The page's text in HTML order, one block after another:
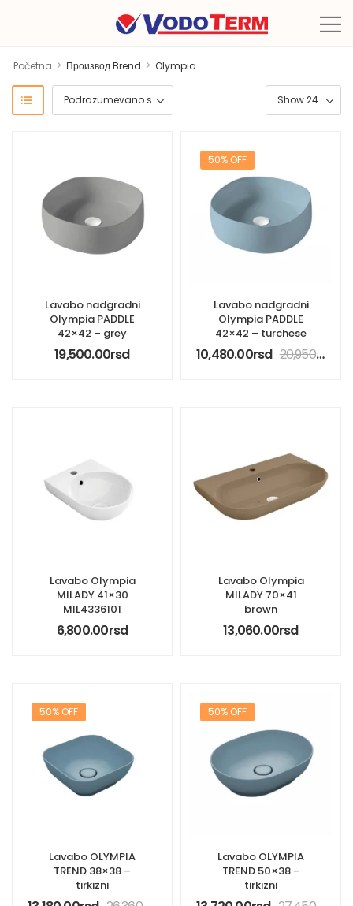
Početna > Производ Brend > Olympia
Lavabo nadgradni
Olympia PADDLE
42×42 – grey
19,500.00rsd
50% OFF
Lavabo nadgradni
Olympia PADDLE
42×42 – turchese
10,480.00rsd 20,950.00
Lavabo Olympia
MILADY 41×30
MIL4336101
6,800.00rsd
Lavabo Olympia
MILADY 70×41
brown
13,060.00rsd
50% OFF
Lavabo OLYMPIA
TREND 38×38 –
tirkizni
50% OFF
Lavabo OLYMPIA
TREND 50×38 –
tirkizni